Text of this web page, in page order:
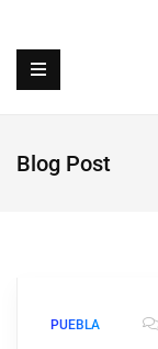
Blog Post
PUEBLA